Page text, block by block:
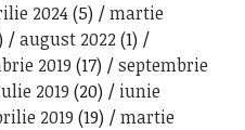
2024(5)
martie
august 2022(1)
2019 (17)
septembrie
2019 (20)
iunie
2019 (19)
martie